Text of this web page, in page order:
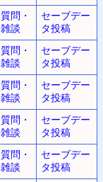
質問・
雑談
セーブデー
タ投稿
質問・
雑談
セーブデー
タ投稿
質問・
雑談
セーブデー
タ投稿
質問・
雑談
セーブデー
タ投稿
質問・
雑談
セーブデー
タ投稿